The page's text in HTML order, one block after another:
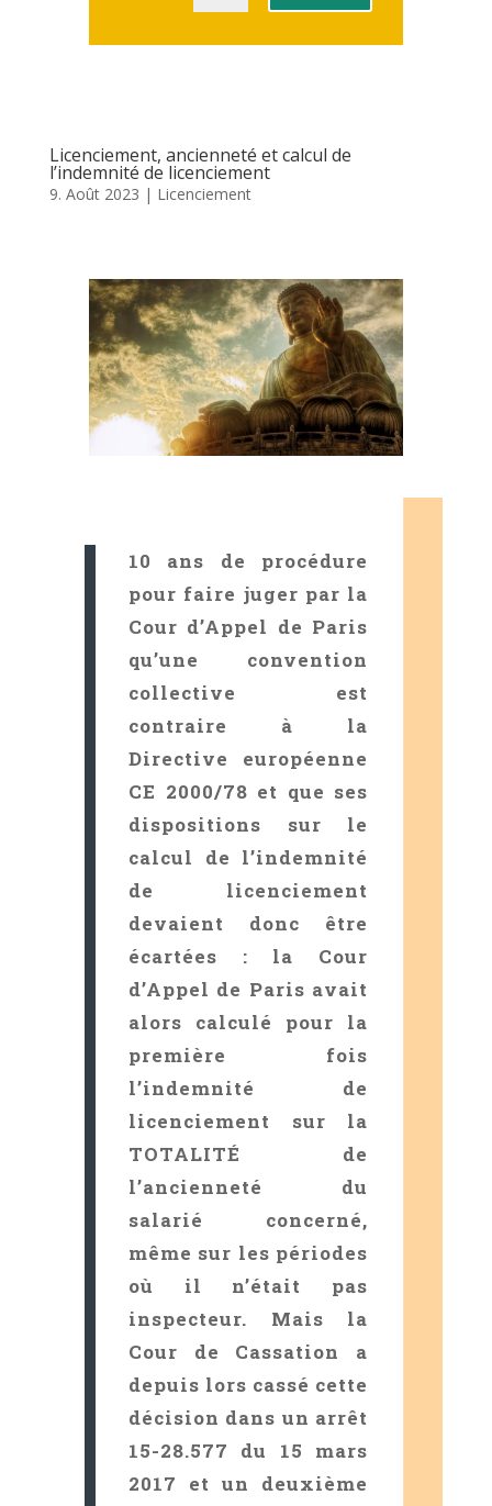
Licenciement, ancienneté et calcul de
l’indemnité de licenciement
9. Août 2023 | Licenciement
10 ans de procédure
pour faire juger par la
Cour d’Appel de Paris
qu’une convention
collective est
contraire à la
Directive européenne
CE 2000/78 et que ses
dispositions sur le
calcul de l’indemnité
de licenciement
devaient donc être
écartées : la Cour
d’Appel de Paris avait
alors calculé pour la
première fois
l’indemnité de
licenciement sur la
TOTALITÉ de
l’ancienneté du
salarié concerné,
même sur les périodes
où il n’était pas
inspecteur. Mais la
Cour de Cassation a
depuis lors cassé cette
décision dans un arrêt
15-28.577 du 15 mars
2017 et un deuxième